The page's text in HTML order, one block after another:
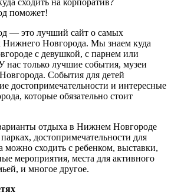
сходить на корпоратив?
поможет!
— это лучший сайт о самых
Нижнего Новгорода. Мы знаем куда
с девушкой, с парнем или
только лучшие события, музеи
События для детей
достопримечательности и интересные
которые обязательно стоит
отдыха в Нижнем Новгороде
достопримечательности для
можно сходить с ребенком, выставки,
мероприятия, места для активного
и многое другое.